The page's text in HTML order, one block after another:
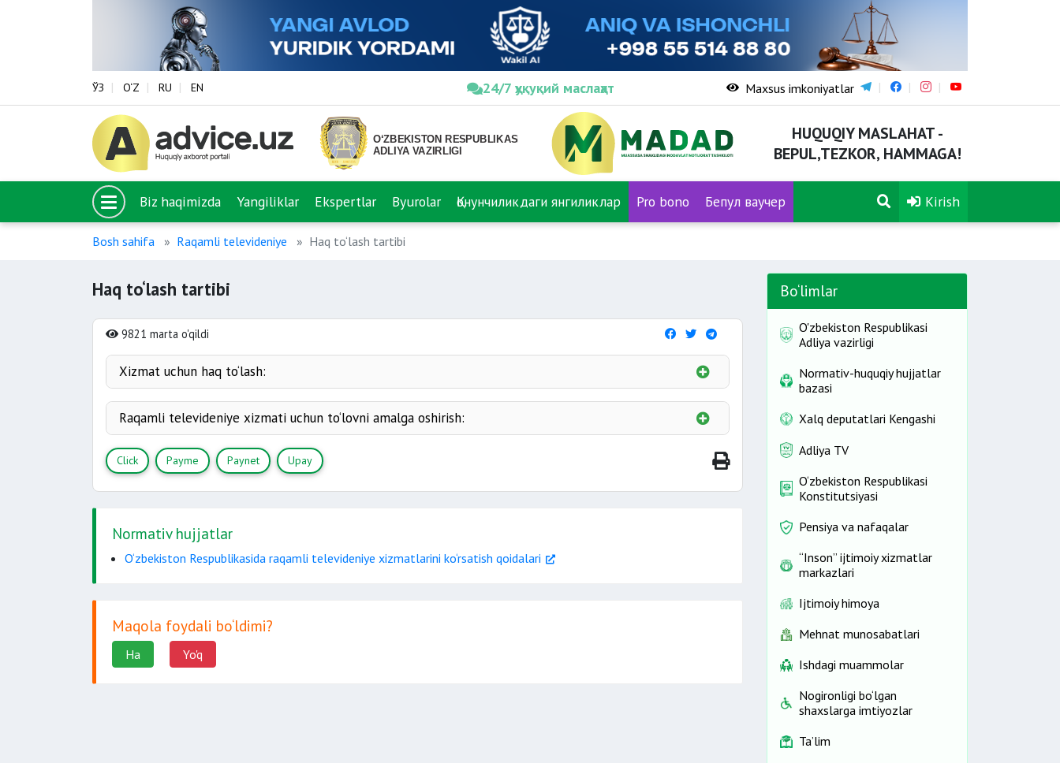
ЎЗ O‘Z RU EN 24/7 ҳуқуқий маслаҳат Maxsus imkoniyatlar
HUQUQIY MASLAHAT -
BEPUL,TEZKOR, HAMMAGA!
Biz haqimizda Yangiliklar Ekspertlar Byurolar Қонунчиликдаги янгиликлар Pro bono Бепул ваучер Kirish
Bosh sahifa Raqamli televideniye Haq to‘lash tartibi
Haq to‘lash tartibi
9821 marta o'qildi
Xizmat uchun haq to‘lash:
tariflar o‘zgarganda
10 kun
Raqamli televideniye xizmati uchun to‘lovni amalga oshirish:
Click
quyidagi havolaga
Payme
quyidagi havolaga
Click Payme Paynet Upay
Normativ hujjatlar
O‘zbekiston Respublikasida raqamli televideniye xizmatlarini ko‘rsatish qoidalari
Maqola foydali bo‘ldimi?
Ha Yo'q
Bo‘limlar
O'zbekiston Respublikasi
Adliya vazirligi
Normativ-huquqiy hujjatlar
bazasi
Xalq deputatlari Kengashi
Adliya TV
O‘zbekiston Respublikasi
Konstitutsiyasi
Pensiya va nafaqalar
“Inson” ijtimoiy xizmatlar
markazlari
Ijtimoiy himoya
Mehnat munosabatlari
Ishdagi muammolar
Nogironligi bo‘lgan
shaxslarga imtiyozlar
Ta’lim